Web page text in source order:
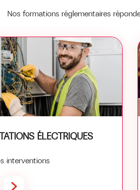
Nos formations réglementaires
ÉLECTRIQUES
interventions